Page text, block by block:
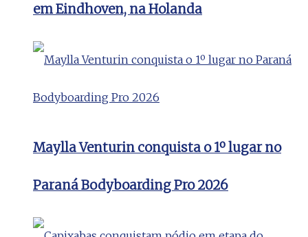
em Eindhoven, na Holanda
Maylla Venturin conquista o 1º lugar no
Paraná Bodyboarding Pro 2026